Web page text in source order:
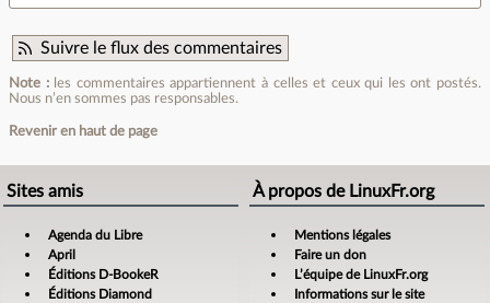
Suivre le flux des commentaires
Note :les commentaires appartiennent à celles et ceux qui les ont postés.
Nous n’en sommes pas responsables.
Revenir en haut de page
Sites amis
Agenda du Libre
April
Éditions D-BookeR
Éditions Diamond
À propos de LinuxFr.org
Mentions légales
Faire un don
L’équipe de LinuxFr.org
Informations sur le site